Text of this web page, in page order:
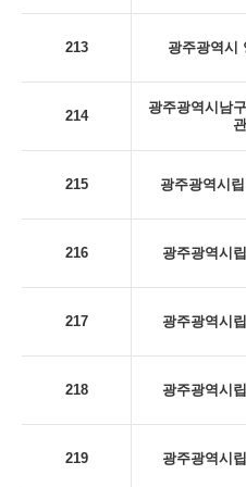
213 광주광역시
214
광주광역시남
관
215 광주광역시
216 광주광역시
217 광주광역시
218 광주광역시
219 광주광역시